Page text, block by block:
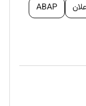
Assist
ABAP